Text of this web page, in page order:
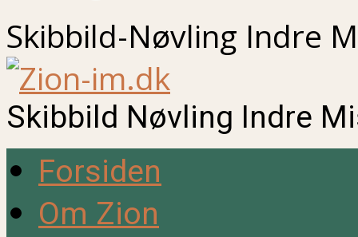
Skibbild-Nøvling Indre
Skibbild Nøvling Indre
Forsiden
Om Zion